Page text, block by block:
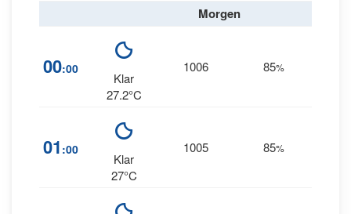
Morgen
00:00
Klar
27.2°C
1006 85%
01 :00
Klar
27°C
1005 85%